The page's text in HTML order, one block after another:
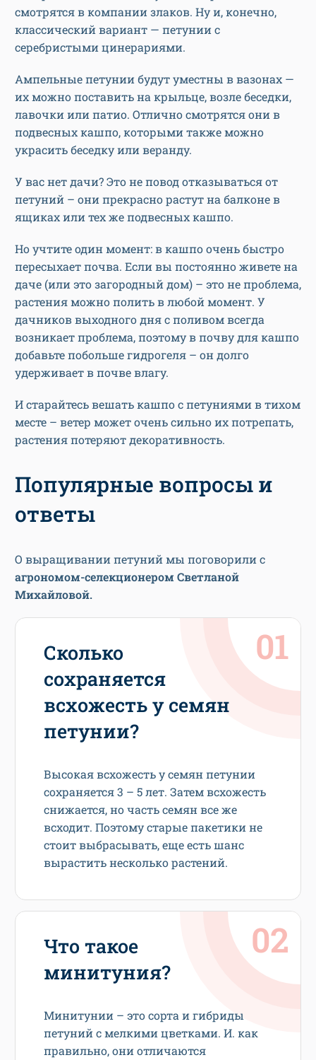
смотрятся в компании злаков. Ну и, конечно,
классический вариант — петунии с
серебристыми цинерариями.
Ампельные петунии будут уместны в вазонах —
их можно поставить на крыльце, возле беседки,
лавочки или патио. Отлично смотрятся они в
подвесных кашпо, которыми также можно
украсить беседку или веранду.
У вас нет дачи? Это не повод отказываться от
петуний – они прекрасно растут на балконе в
ящиках или тех же подвесных кашпо.
Но учтите один момент: в кашпо очень быстро
пересыхает почва. Если вы постоянно живете на
даче (или это загородный дом) – это не проблема,
растения можно полить в любой момент. У
дачников выходного дня с поливом всегда
возникает проблема, поэтому в почву для кашпо
добавьте побольше гидрогеля – он долго
удерживает в почве влагу.
И старайтесь вешать кашпо с петуниями в тихом
месте – ветер может очень сильно их потрепать,
растения потеряют декоративность.
Популярные вопросы и
ответы
О выращивании петуний мы поговорили с
агрономом-селекционером Светланой
Михайловой.
Сколько
сохраняется
всхожесть у семян
петунии?
Высокая всхожесть у семян петунии
сохраняется 3 – 5 лет. Затем всхожесть
снижается, но часть семян все же
всходит. Поэтому старые пакетики не
стоит выбрасывать, еще есть шанс
вырастить несколько растений.
Что такое
минитуния?
Минитунии – это сорта и гибриды
петуний с мелкими цветками. И. как
правильно, они отличаются